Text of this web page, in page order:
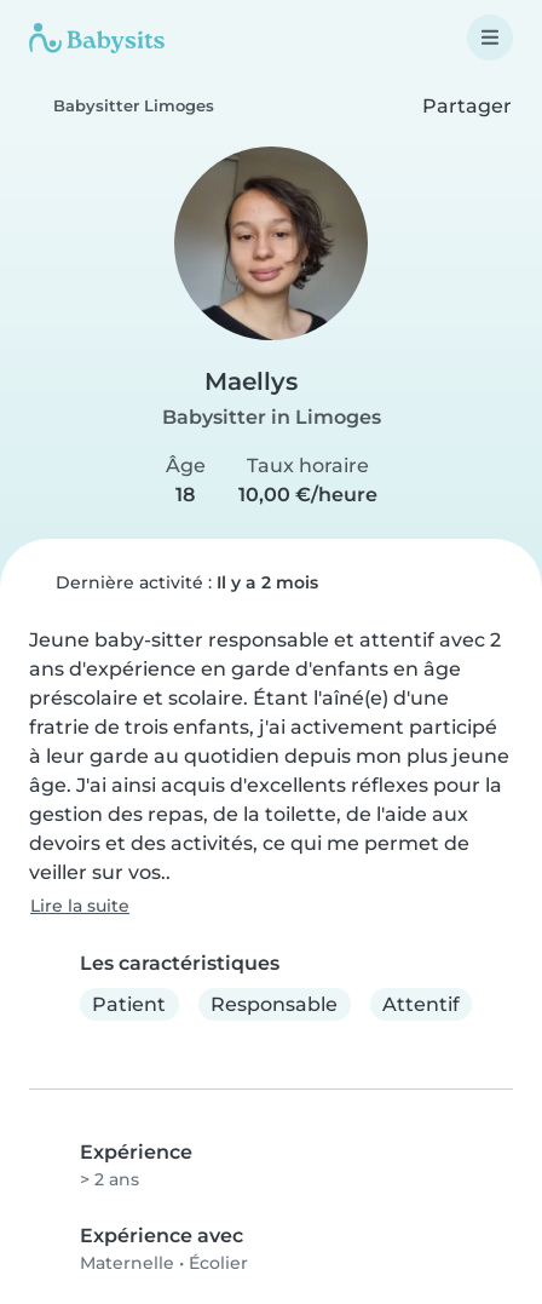
Babysitter Limoges Partager
Maellys
Babysitter in Limoges
Âge
18
Taux horaire
10,00 €/heure
Dernière activité : Il y a 2 mois
Jeune baby-sitter responsable et attentif avec 2
ans d'expérience en garde d'enfants en âge
préscolaire et scolaire. Étant l'aîné(e) d'une
fratrie de trois enfants, j'ai activement participé
à leur garde au quotidien depuis mon plus jeune
âge. J'ai ainsi acquis d'excellents réflexes pour la
gestion des repas, de la toilette, de l'aide aux
devoirs et des activités, ce qui me permet de
veiller sur vos..
Lire la suite
Les caractéristiques
Patient
Responsable Attentif
Expérience
> 2 ans
Expérience avec
Maternelle • Écolier